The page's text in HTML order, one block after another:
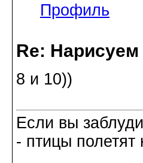
Профиль
Re:
8 и 10))
Если вы
- птицы полетят